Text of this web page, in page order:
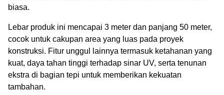
biasa.
Lebar produk ini mencapai 3 meter dan panjang 50 meter,
cocok untuk cakupan area yang luas pada proyek
konstruksi. Fitur unggul lainnya termasuk ketahanan yang
kuat, daya tahan tinggi terhadap sinar UV, serta tenunan
ekstra di bagian tepi untuk memberikan kekuatan
tambahan.